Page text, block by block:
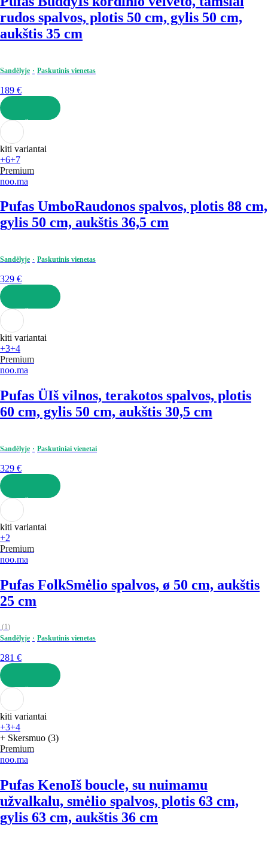
rudos spalvos, plotis 50 cm, gylis 50 cm,
aukštis 35 cm
Sandėlyje Paskutinis vienetas
189 €
Į KREPŠELĮ
kiti variantai
+6+7
Premium
noo.ma
Pufas UmboRaudonos spalvos, plotis 88 cm,
gylis 50 cm, aukštis 36,5 cm
Sandėlyje Paskutinis vienetas
329 €
Į KREPŠELĮ
kiti variantai
+3+4
Premium
noo.ma
Pufas ÜIš vilnos, terakotos spalvos, plotis
60 cm, gylis 50 cm, aukštis 30,5 cm
Sandėlyje Paskutiniai vienetai
329 €
Į KREPŠELĮ
kiti variantai
+2
Premium
noo.ma
Pufas FolkSmėlio spalvos, ø 50 cm, aukštis
25 cm
(1)
Sandėlyje
Paskutinis vienetas
281 €
Į KREPŠELĮ
kiti variantai
+3+4
+ Skersmuo (3)
Premium
noo.ma
Pufas KenoIš boucle, su nuimamu
užvalkalu, smėlio spalvos, plotis 63 cm,
gylis 63 cm, aukštis 36 cm